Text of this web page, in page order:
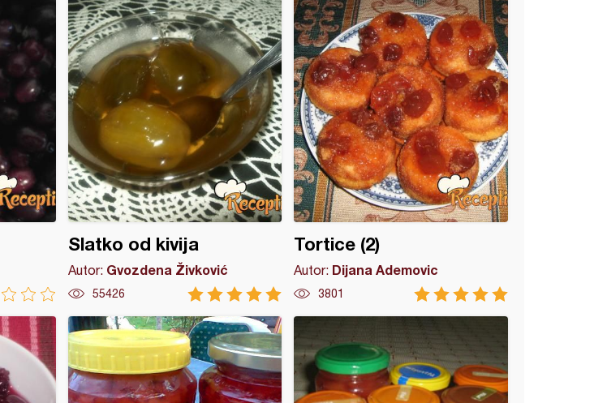
Slatko od kivija
Autor: Gvozdena Živković
55426
Tortice (2)
Autor: Dijana Ademovic
3801